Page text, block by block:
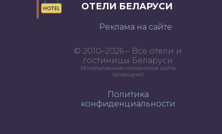
ОТЕЛИ БЕЛАРУСИ
Реклама на сайте
© 2010–2026 – Все отели и
гостиницы Беларуси
Использование материалов сайта
запрещено!
Политика
конфиденциальности